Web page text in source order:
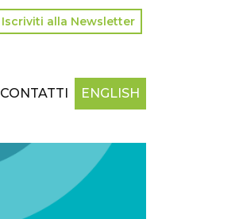
Iscriviti alla Newsletter
CONTATTI ENGLISH